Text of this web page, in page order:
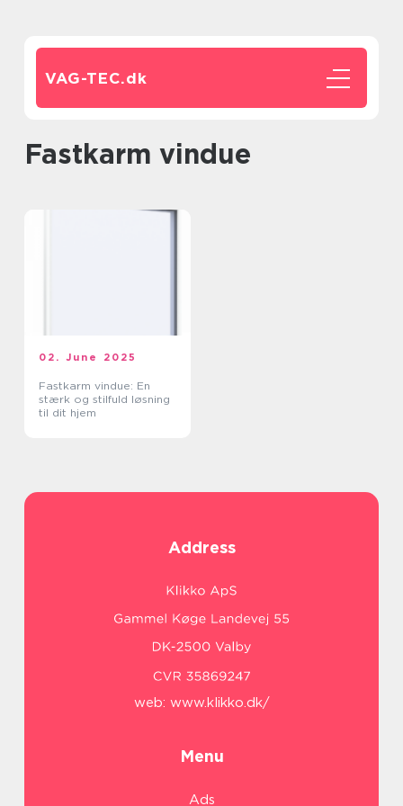
VAG-TEC.dk
fastkarm vindue
02. June 2025
Fastkarm vindue: En
stærk og stilfuld løsning
til dit hjem
Address
web: www.klikko.dk/
Menu
Ads